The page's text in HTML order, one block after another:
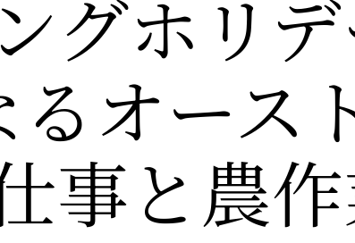
グホリ
オース
事と​農